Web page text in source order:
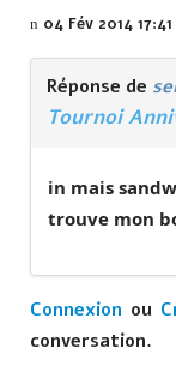
04 Fév 2014 17:41
Réponse de
Tournoi
in mais
trouve mon
Connexion ou
conversation.